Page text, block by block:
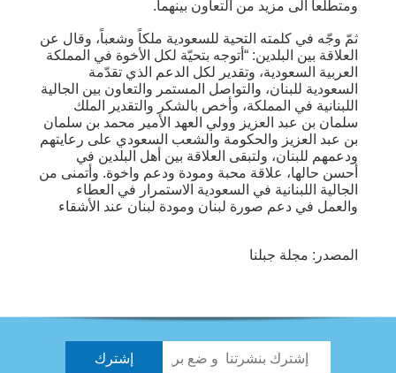
ومتطلعاً الى مزيد من التعاون بينهما.
ثمّ وجّه في كلمته التحية للسعودية ملكاً وشعباً، وقال عن
العلاقة بين البلدين: “أتوجه بتحيّة لكل الأخوة في المملكة
العربية السعودية، وتقدير لكل الدعم الذي تقدّمة
السعودية للبنان، والتواصل المستمر والتعاون بين الجالية
اللبنانية في المملكة، وأخص بالشكر والتقدير الملك
سلمان بن عبد العزيز وولي العهد الأمير محمد بن سلمان
بن عبد العزيز والحكومة والشعب السعودي على رعايتهم
ودعمهم للبنان، ولتبقى العلاقة بين أهل البلدين في
أحسن حالها، علاقة محبة ومودة ودعم واخوة. وأتمنى من
الجالية اللبنانية في السعودية الاستمرار في العطاء
والعمل في دعم صورة لبنان ومودة لبنان عند الأشقاء
المصدر: مجلة جبلنا